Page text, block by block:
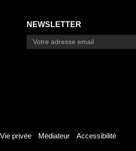
NEWSLETTER
Vie privée Médiateur Accessibilité